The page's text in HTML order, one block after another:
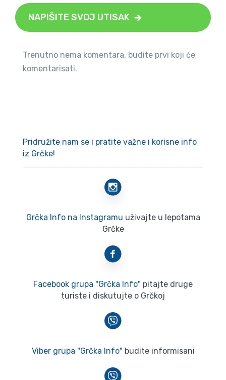
NAPIŠITE SVOJ UTISAK
Trenutno nema komentara, budite prvi koji će
komentarisati.
Pridružite nam se i pratite važne i korisne info
iz Grčke!
Grčka Info na Instagramu uživajte u lepotama
Grčke
Facebook grupa "Grčka Info" pitajte druge
turiste i diskutujte o Grčkoj
Viber grupa "Grčka Info" budite informisani